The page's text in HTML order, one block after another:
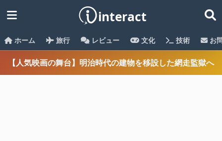
ホーム 旅行 レビュー 文化 技術 お
【人気映画の舞台】明治時代の建物を移設した網走監獄へ